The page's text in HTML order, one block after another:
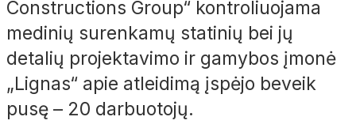
Constructions Group“ kontroliuojama
medinių surenkamų statinių bei jų
detalių projektavimo ir gamybos įmonė
„Lignas“ apie atleidimą įspėjo beveik
pusę – 20 darbuotojų.